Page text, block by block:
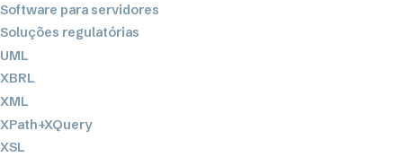
Software para servidores
Soluções regulatórias
UML
XBRL
XML
XPath+XQuery
XSL